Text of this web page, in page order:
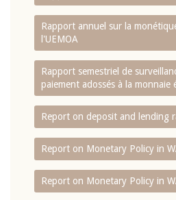
Rapport annuel sur la
l'UEMOA
Rapport semestriel de
paiement adossés à la monnaie
Report on deposit and lending
Report on Monetary Policy in
Report on Monetary Policy in